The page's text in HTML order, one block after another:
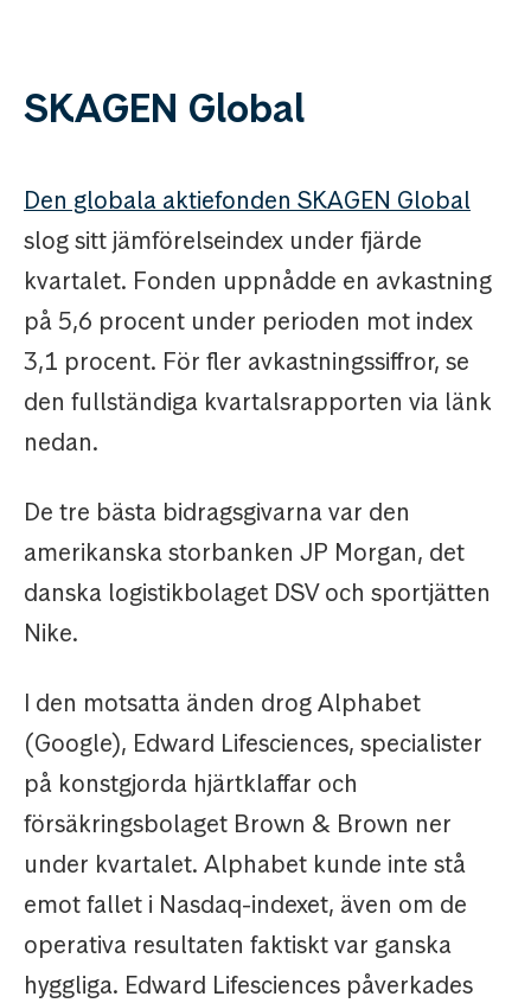
SKAGEN Global
Den globala aktiefonden SKAGEN Global
slog sitt jämförelseindex under fjärde
kvartalet. Fonden uppnådde en avkastning
på 5,6 procent under perioden mot index
3,1 procent. För fler avkastningssiffror, se
den fullständiga kvartalsrapporten via länk
nedan.
De tre bästa bidragsgivarna var den
amerikanska storbanken JP Morgan, det
danska logistikbolaget DSV och sportjätten
Nike.
I den motsatta änden drog Alphabet
(Google), Edward Lifesciences, specialister
på konstgjorda hjärtklaffar och
försäkringsbolaget Brown & Brown ner
under kvartalet. Alphabet kunde inte stå
emot fallet i Nasdaq-indexet, även om de
operativa resultaten faktiskt var ganska
hyggliga. Edward Lifesciences påverkades